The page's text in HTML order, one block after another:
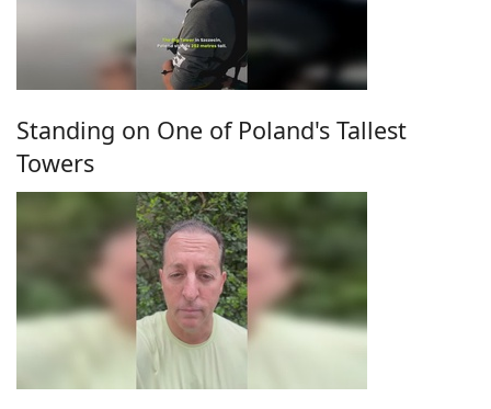
Standing on One of Poland's Tallest
Towers